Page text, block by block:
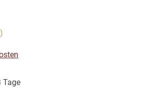
Tage